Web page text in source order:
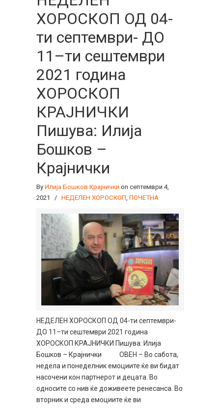
ХОРОСКОП ОД 04-
ти септември- ДО
11–ти сештември
2021 година
ХОРОСКОП
КРАЈНИЧКИ
Пишува: Илија
Бошков –
Крајнички
By Илија Бошков Крајнички on септември 4,
2021
/ НЕДЕЛЕН ХОРОСКОП, ПОЧЕТНА
НЕДЕЛЕН ХОРОСКОП ОД 04-ти септември-
ДО 11–ти сештември 2021 година
ХОРОСКОП КРАЈНИЧКИ Пишува: Илија
Бошков – Крајнички ОВЕН – Во сабота,
недела и понеделник емоциите ќе ви бидат
насочени кон партнерот и децата. Во
односите со нив ќе доживеете ренесанса. Во
вторник и среда емоциите ќе ви